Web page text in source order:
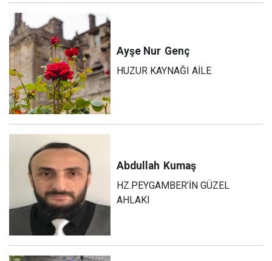
Ayşe Nur Genç
HUZUR KAYNAĞI AİLE
Abdullah Kumaş
HZ.PEYGAMBER’İN GÜZEL
AHLAKI